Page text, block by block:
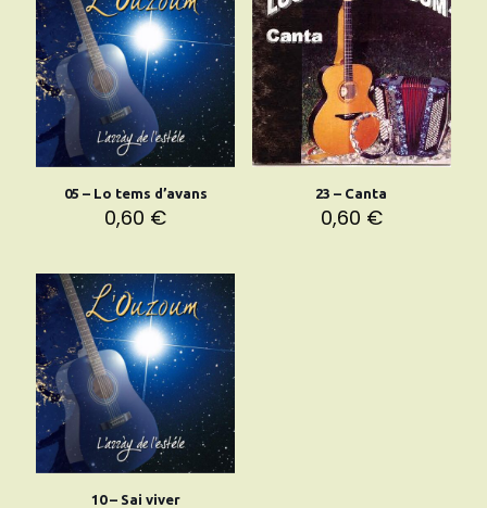
05 – Lo tems d’avans
0,60 €
23 – Canta
0,60 €
10 – Sai viver